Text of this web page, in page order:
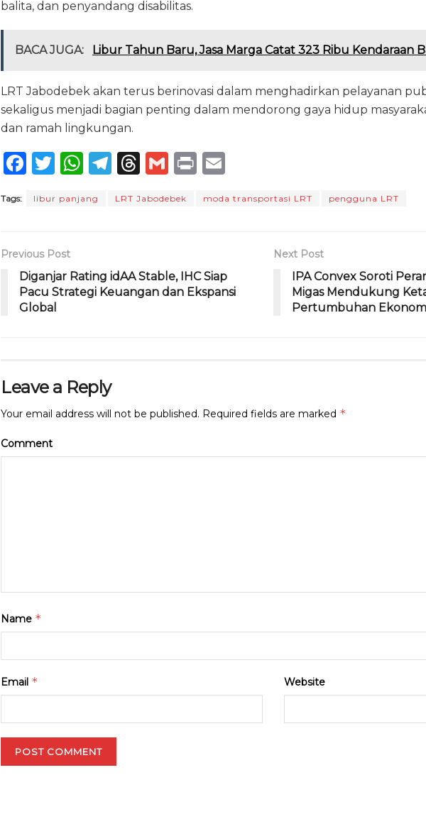
balita, dan penyandang disabilitas.
BACA JUGA: Libur Tahun Baru, Jasa Marga Catat 323 Ribu Kendaraan
LRT Jabodebek akan terus berinovasi dalam menghadirkan pelayanan
sekaligus menjadi bagian penting dalam mendorong gaya hidup
dan ramah lingkungan.
F
c
b
o
o
T
it
r
W
a
p
p
T
e
m
T
re
s
G
ai
P
n ai
Tags: libur panjang LRT Jabodebek moda transportasi LRT pengguna LRT
Previous Post
Diganjar Rating idAA Stable, IHC Siap
Pacu Strategi Keuangan dan Ekspansi
Global
Next Post
IPA Convex Soroti
Migas Mendukung
Pertumbuhan Ekonomi
Leave a Reply
Your email address will not be published. Required fields are marked *
Comment
Name *
Email * Website